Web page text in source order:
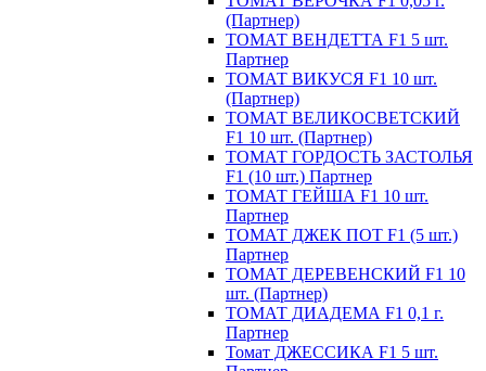
(Партнер)
ТОМАТ ВЕНДЕТТА F1 5 шт.
Партнер
ТОМАТ ВИКУСЯ F1 10 шт.
(Партнер)
ТОМАТ ВЕЛИКОСВЕТСКИЙ
F1 10 шт. (Партнер)
ТОМАТ ГОРДОСТЬ ЗАСТОЛЬЯ
F1 (10 шт.) Партнер
ТОМАТ ГЕЙША F1 10 шт.
Партнер
ТОМАТ ДЖЕК ПОТ F1 (5 шт.)
Партнер
ТОМАТ ДЕРЕВЕНСКИЙ F1 10
шт. (Партнер)
ТОМАТ ДИАДЕМА F1 0,1 г.
Партнер
Томат ДЖЕССИКА F1 5 шт.